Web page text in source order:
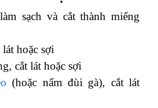
sạch và cắt thành miếng
lát hoặc sợi
cắt lát hoặc sợi
(hoặc nấm đùi gà), cắt lát